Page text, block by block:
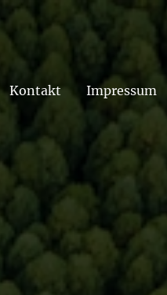
Kontakt Impressum